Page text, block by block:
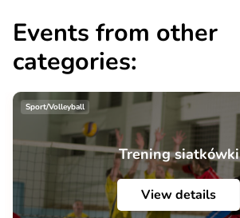
Events from other
categories:
Sport/Volleyball
Trening siatkówki
View details